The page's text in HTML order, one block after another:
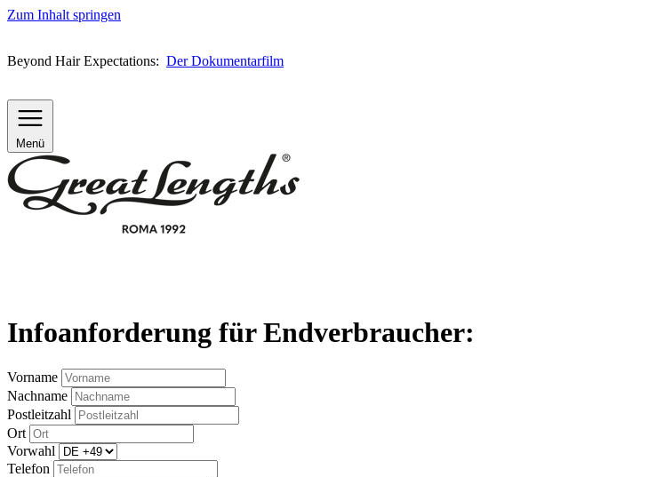
Zum Inhalt springen
Beyond Hair Expectations: Der Dokumentarfilm
Menü
Infoanforderung für Endverbraucher:
Vorname
Nachname
Postleitzahl
Ort
Vorwahl
Telefon